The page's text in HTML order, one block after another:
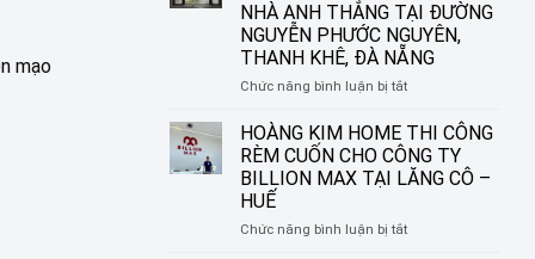
mạo
SINH
SẮC,
LIÊN
CHIỂU,
HOÀNG
KIM
HOME
–
Ô
CỬA
THÀNH
MỘT
PHẨM
NHÀ ANH THẮNG TẠI ĐƯỜNG
NGUYỄN PHƯỚC NGUYÊN,
THANH KHÊ, ĐÀ NẴNG
Chức năng bình luận bị tắtở
KIM
HOME
THI
CÔNG
LƯỚI
HOÀNG KIM HOME THI CÔNG
RÈM CUỐN CHO CÔNG TY
BILLION MAX TẠI LĂNG CÔ –
HUẾ
Chức năng bình luận bị tắtở